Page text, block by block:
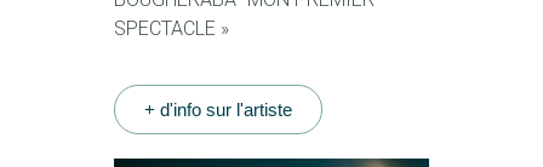
SPECTACLE »
+ d'info sur l'artiste